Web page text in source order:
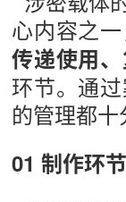
心内容之
传递使用
环节。通
的管理都十
01 制作环节